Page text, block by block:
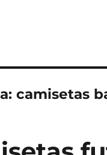
camisetas